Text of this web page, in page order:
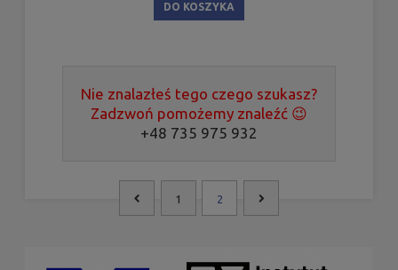
DO KOSZYKA
Nie znalazłeś tego czego szukasz?
Zadzwoń pomożemy znaleźć 😉
+48 735 975 932
1 2